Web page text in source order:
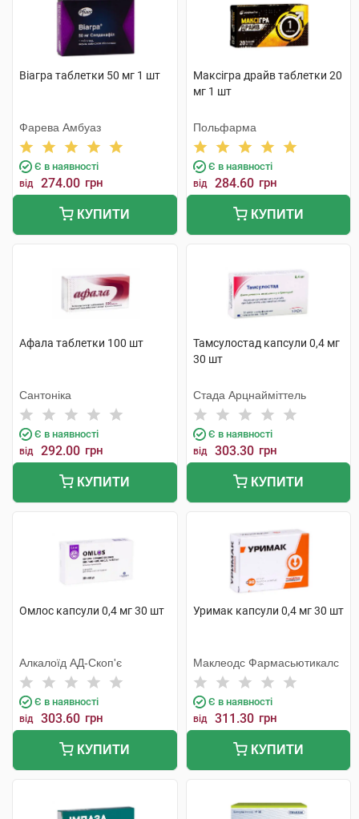
Віагра таблетки 50 мг 1 шт
Фарева Амбуаз
Є в наявності
від 274.00 грн
КУПИТИ
Максігра драйв таблетки 20
мг 1 шт
Польфарма
Є в наявності
від 284.60 грн
КУПИТИ
Афала таблетки 100 шт
Сантоніка
Є в наявності
від 292.00 грн
КУПИТИ
Тамсулостад капсули 0,4 мг
30 шт
Стада Арцнайміттель
Є в наявності
від 303.30 грн
КУПИТИ
Омлос капсули 0,4 мг 30 шт
Алкалоїд АД-Скоп'є
Є в наявності
від 303.60 грн
КУПИТИ
Уримак капсули 0,4 мг 30 шт
Маклеодс Фармасьютикалс
Є в наявності
від 311.30 грн
КУПИТИ